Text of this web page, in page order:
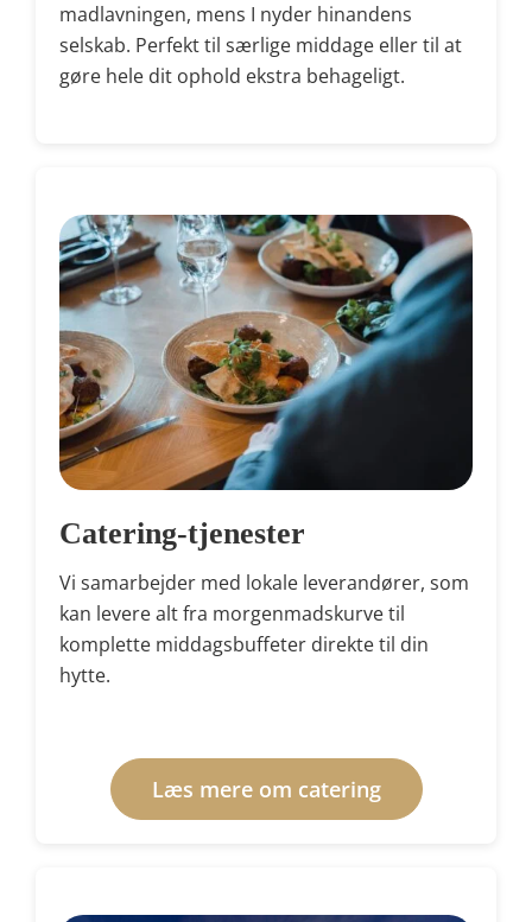
madlavningen, mens I nyder hinandens
selskab. Perfekt til særlige middage eller til at
gøre hele dit ophold ekstra behageligt.
Catering-tjenester
Vi samarbejder med lokale leverandører, som
kan levere alt fra morgenmadskurve til
komplette middagsbuffeter direkte til din
hytte.
Læs mere om catering